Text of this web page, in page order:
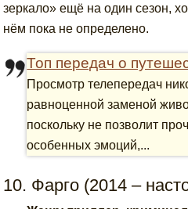
зеркало» ещё на один сезон,
нём пока не определено.
Топ передач о
Просмотр телепередач
равноценной заменой
поскольку не позволит
особенных эмоций,...
10. Фарго (2014 –